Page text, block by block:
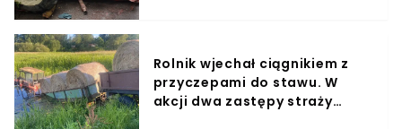
Rolnik wjechał ciągnikiem z
przyczepami do stawu. W
akcji dwa zastępy straży